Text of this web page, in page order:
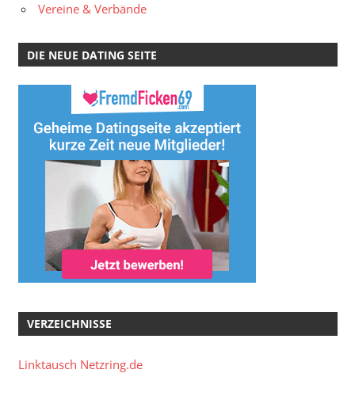
Vereine & Verbände
DIE NEUE DATING SEITE
VERZEICHNISSE
Linktausch Netzring.de